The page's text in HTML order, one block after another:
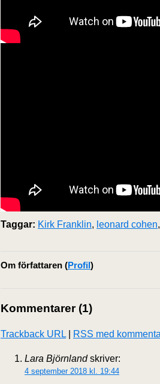
Taggar: Kirk Franklin, leonard cohen,
Om författaren (Profil)
Kommentarer (1)
Trackback URL RSS med
Lara Björnland skriver:
4 september 2018 kl. 19:44